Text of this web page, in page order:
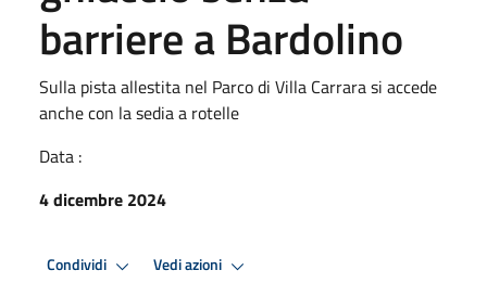
barriere a Bardolino
Sulla pista allestita nel Parco di Villa Carrara si accede
anche con la sedia a rotelle
Data :
4 dicembre 2024
Condividi Vedi azioni